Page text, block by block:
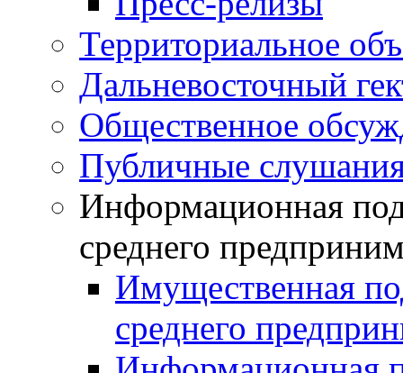
Территориальное
Дальневосточный
Общественное
Публичные
Информационная
среднего
Имущественная
среднего